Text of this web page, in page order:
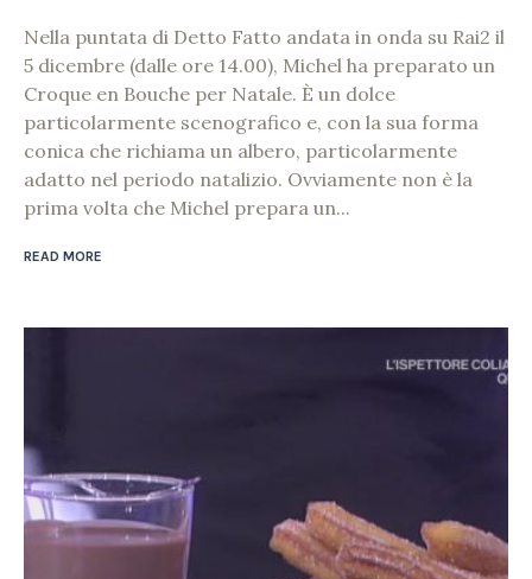
Nella puntata di Detto Fatto andata in onda su Rai2 il
5 dicembre (dalle ore 14.00), Michel ha preparato un
Croque en Bouche per Natale. È un dolce
particolarmente scenografico e, con la sua forma
conica che richiama un albero, particolarmente
adatto nel periodo natalizio. Ovviamente non è la
prima volta che Michel prepara un...
READ MORE